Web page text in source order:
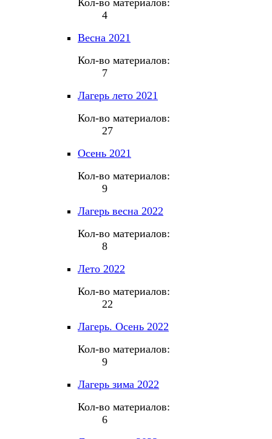
4
Весна 2021
Кол-во материалов:
7
Лагерь лето 2021
Кол-во материалов:
27
Осень 2021
Кол-во материалов:
9
Лагерь весна 2022
Кол-во материалов:
8
Лето 2022
Кол-во материалов:
22
Лагерь. Осень 2022
Кол-во материалов:
9
Лагерь зима 2022
Кол-во материалов:
6